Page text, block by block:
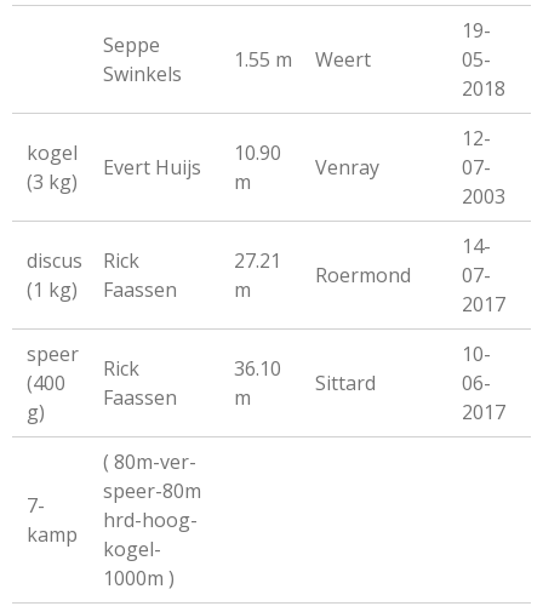
Seppe
Swinkels
1.55 m Weert
19-
05-
2018
kogel
(3 kg)
Evert Huijs
10.90
m
Venray
12-
07-
2003
discus
(1 kg)
Rick
Faassen
27.21
m
Roermond
14-
07-
2017
speer
(400
g)
Rick
Faassen
36.10
m
Sittard
10-
06-
2017
7-
kamp
( 80m-ver-
speer-80m
hrd-hoog-
kogel-
1000m )